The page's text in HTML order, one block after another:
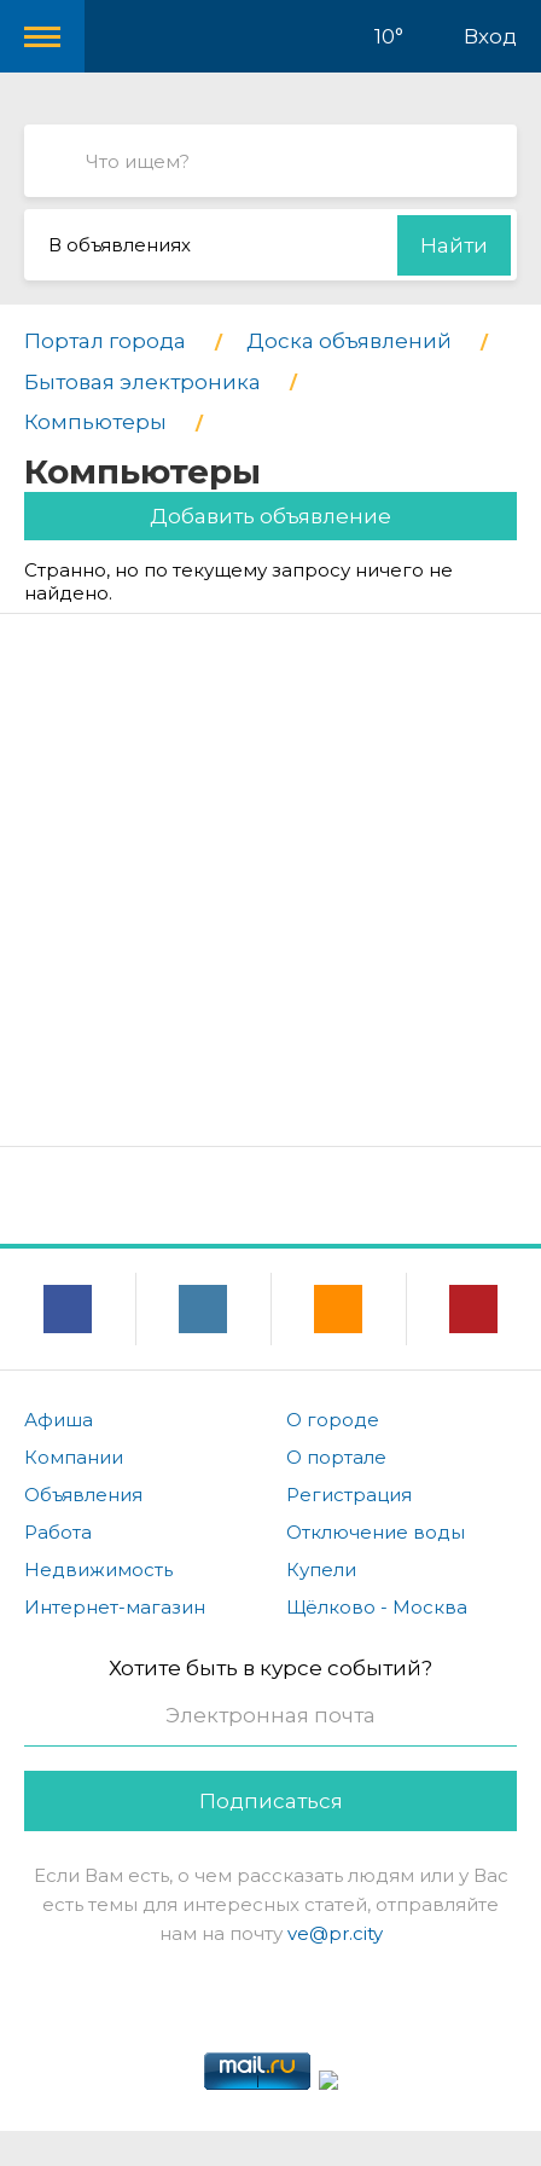
10° Вход
В объявлениях Найти
Портал города
Доска объявлений
Бытовая электроника
Компьютеры
Компьютеры
Добавить объявление
Странно, но по текущему запросу ничего не
найдено.
Афиша
Компании
Объявления
Работа
Недвижимость
Интернет-магазин
О городе
О портале
Регистрация
Отключение воды
Купели
Щёлково - Москва
Хотите быть в курсе событий?
Подписаться
Если Вам есть, о чем рассказать людям или у Вас
есть темы для интересных статей, отправляйте
нам на почту ve@pr.city